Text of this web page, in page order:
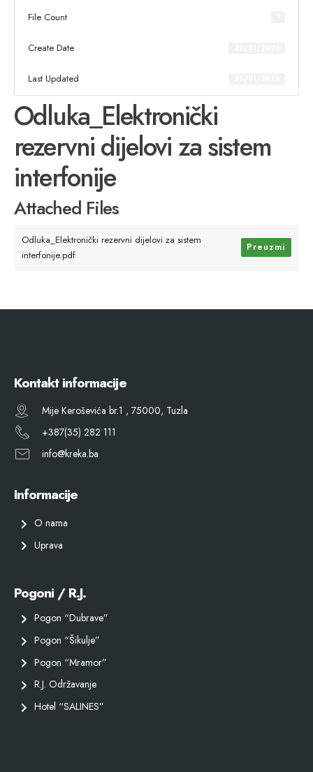
File Count
Create Date
Last Updated
Odluka_Elektronički
rezervni dijelovi za sistem
interfonije
Attached Files
Odluka_Elektronički rezervni dijelovi za sistem
interfonije.pdf
Preuzmi
Kontakt informacije
Mije Keroševića br.1 , 75000, Tuzla
+387(35) 282 111
info@kreka.ba
Informacije
O nama
Uprava
Pogoni / R.J.
Pogon “Dubrave”
Pogon “Šikulje”
Pogon “Mramor”
R.J. Održavanje
Hotel “SALINES”